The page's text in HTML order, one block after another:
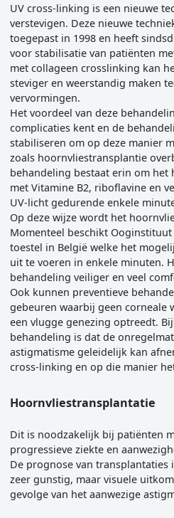
UV cross-linking is een nieuwe
verstevigen. Deze nieuwe
toegepast in 1998 en heeft
voor stabilisatie van patiënten
met collageen crosslinking kan
steviger en weerstandig maken
vervormingen.
Het voordeel van deze
complicaties kent en de
stabiliseren om op deze manier
zoals hoornvliestransplantie
behandeling bestaat erin om het
met Vitamine B2, riboflavine en
UV-licht gedurende enkele
Op deze wijze wordt het
Momenteel beschikt
toestel in België welke het
uit te voeren in enkele minuten.
behandeling veiliger en veel
Ook kunnen preventieve
gebeuren waarbij geen corneale
een vlugge genezing optreedt.
behandeling is dat de
astigmatisme geleidelijk kan
cross-linking en op die manier
Hoornvliestransplantatie
Dit is noodzakelijk bij patiënten
progressieve ziekte en
De prognose van transplantaties
zeer gunstig, maar visuele
gevolge van het aanwezige